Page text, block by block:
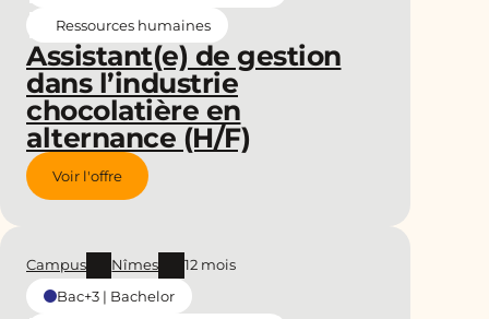
Assistant(e) de gestion
dans l’industrie
chocolatière en
alternance (H/F)
Ressources humaines
Voir l'offre
Campus Nîmes
12 mois
Bac+3 | Bachelor